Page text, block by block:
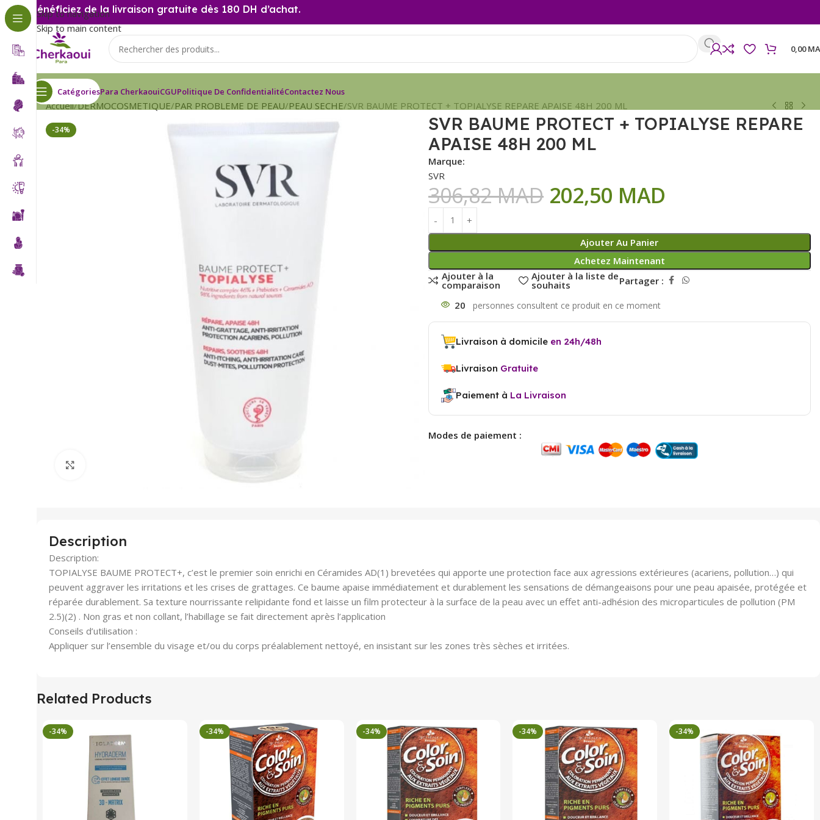
Skip to navigation
Skip to main content
Bénéficiez de la livraison gratuite dès 180 DH d’achat.
0,00
CatégoriesPara CherkaouiCGUPolitique De ConfidentialitéContactez Nous
Accueil DERMOCOSMETIQUE PAR PROBLEME DE PEAU PEAU SECHE SVR BAUME PROTECT + TOPIALYSE REPARE APAISE 48H 200 ML
-34%
SVR BAUME PROTECT + TOPIALYSE REPARE
APAISE 48H 200 ML
Marque:
SVR
306,82MAD 202,50 MAD
Ajouter Au Panier
Achetez Maintenant
Ajouter à la
comparaison
Ajouter à la liste de
souhaits
Partager :
20
Livraison à domicile en 24h/48h
Livraison Gratuite
Paiement à La Livraison
Modes de paiement :
Description
Description:
TOPIALYSE BAUME PROTECT+, c’est le premier soin enrichi en Céramides AD(1) brevetées qui apporte une protection face aux agressions extérieures (acariens, pollution…) qui
peuvent aggraver les irritations et les crises de grattages. Ce baume apaise immédiatement et durablement les sensations de démangeaisons pour une peau apaisée, protégée et
réparée durablement. Sa texture nourrissante relipidante fond et laisse un film protecteur à la surface de la peau avec un effet anti-adhésion des microparticules de pollution (PM
2.5)(2) . Non gras et non collant, l’habillage se fait directement après l’application
Conseils d’utilisation :
Appliquer sur l’ensemble du visage et/ou du corps préalablement nettoyé, en insistant sur les zones très sèches et irritées.
Related Products
-34% -34% -34% -34% -34%